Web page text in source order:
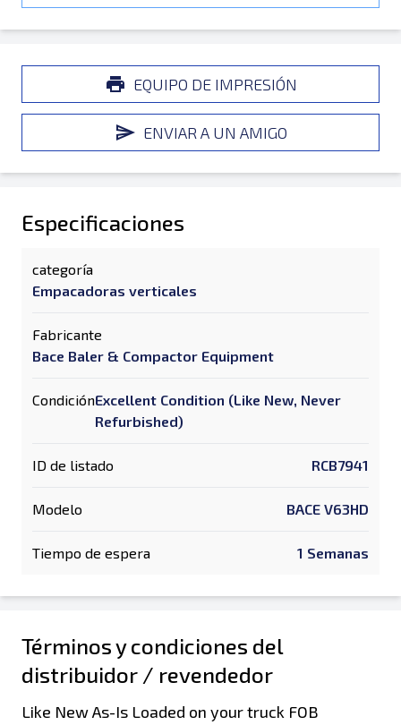
EQUIPO DE IMPRESIÓN
ENVIAR A UN AMIGO
Especificaciones
categoría
Empacadoras verticales
Fabricante
Bace Baler & Compactor Equipment
CondiciónExcellent Condition (Like New, Never
Refurbished)
ID de listado RCB7941
Modelo BACE V63HD
Tiempo de espera 1 Semanas
Términos y condiciones del
distribuidor / revendedor
Like New As-Is Loaded on your truck FOB